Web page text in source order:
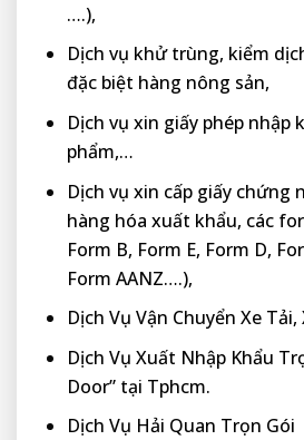
….),
Dịch vụ khử trùng, kiểm
đặc biệt hàng nông sản,
Dịch vụ xin giấy phép nhập
phẩm,…
Dịch vụ xin cấp giấy chứng
hàng hóa xuất khẩu, các
Form B, Form E, Form D,
Form AANZ….),
Dịch Vụ Vận Chuyển Xe
Dịch Vụ Xuất Nhập Khẩu
Door” tại Tphcm.
Dịch Vụ Hải Quan Trọn Gói